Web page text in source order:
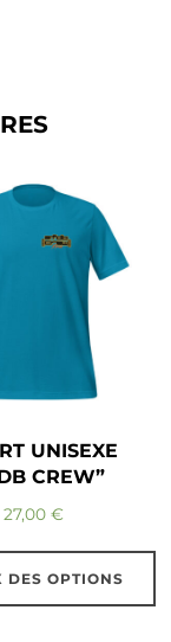
UNISEXE
CREW”
27,00 €
DES OPTIONS